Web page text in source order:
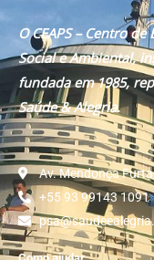
O CEAPS – Centro
Social e Ambiental,
fundada em 1985,
Saúde & Alegria.
Av. Mendonça
+55 93 99143 1091